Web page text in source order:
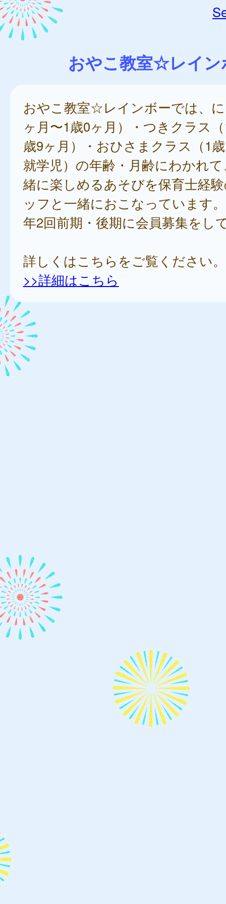
おやこ教室☆レイン
おやこ教室☆レインボーでは、
ヶ月〜1歳0ヶ月）・つきクラス
歳9ヶ月）・おひさまクラス（1
就学児）の年齢・月齢にわかれ
緒に楽しめるあそびを保育士経
ッフと一緒におこなっています。
年2回前期・後期に会員募集をし
詳しくはこちらをご覧ください。
>>詳細はこちら